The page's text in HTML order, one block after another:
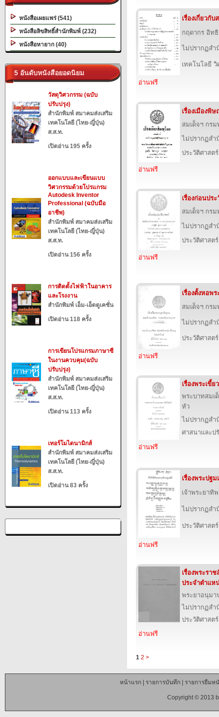
หนังสือเผยแพร่ (541)
หนังสือลิขสิทธิ์สำนักพิมพ์ (232)
หนังสือหายาก (40)
5 อันดับหนังสือยอดนิยม
วัสดุวิศวกรรม (ฉบับ
ปรับปรุง)
สำนักพิมพ์ สมาคมส่งเสริม
เทคโนโลยี (ไทย-ญี่ปุ่น)
ส.ส.ท.
เปิดอ่าน 195 ครั้ง
ออกแบบและเขียนแบบ
วิศวกรรมด้วยโปรแกรม
Autodesk Inventor
Professional (ฉบับมือ
อาชีพ)
สำนักพิมพ์ สมาคมส่งเสริม
เทคโนโลยี (ไทย-ญี่ปุ่น)
ส.ส.ท.
เปิดอ่าน 156 ครั้ง
การติดตั้งไฟฟ้าในอาคาร
และโรงงาน
สำนักพิมพ์ เอ็ม-เอ็ดดูเคชั่น
เปิดอ่าน 118 ครั้ง
การเขียนโปรแกรมภาษาซี
ในงานควบคุม(ฉบับ
ปรับปรุง)
สำนักพิมพ์ สมาคมส่งเสริม
เทคโนโลยี (ไทย-ญี่ปุ่น)
ส.ส.ท.
เปิดอ่าน 113 ครั้ง
เทอร์โมไดนามิกส์
สำนักพิมพ์ สมาคมส่งเสริม
เทคโนโลยี (ไทย-ญี่ปุ่น)
ส.ส.ท.
เปิดอ่าน 83 ครั้ง
เรื่องเกี่ยวกั
กฤดากร อิท
ไม่ปรากฏส
เทคโนโลยี
อ่านฟรี
เรื่องเมืองพิ
สมเด็จฯ กร
ไม่ปรากฏส
ประวัติศาสต
อ่านฟรี
เรื่องก่อนปร
สมเด็จฯ กร
ไม่ปรากฏส
ประวัติศาสต
อ่านฟรี
เรื่องตั้งหอพ
สมเด็จฯ กร
ไม่ปรากฏส
ประวัติศาสต
อ่านฟรี
เรื่องพระเขี้ย
พระบาทสมเ
หัว
ไม่ปรากฏส
ศาสนาและป
อ่านฟรี
เรื่องพระปฐม
เจ้าพระยาทิ
ไม่ปรากฏส
ประวัติศาสต
อ่านฟรี
เรื่องพระรา
ประจำตำแห
พระยาอนุมา
ไม่ปรากฏส
ประวัติศาสต
อ่านฟรี
1 2 >
หน้าแรก| รายการบันทึก| รายการยืมห
Copyright © 2013